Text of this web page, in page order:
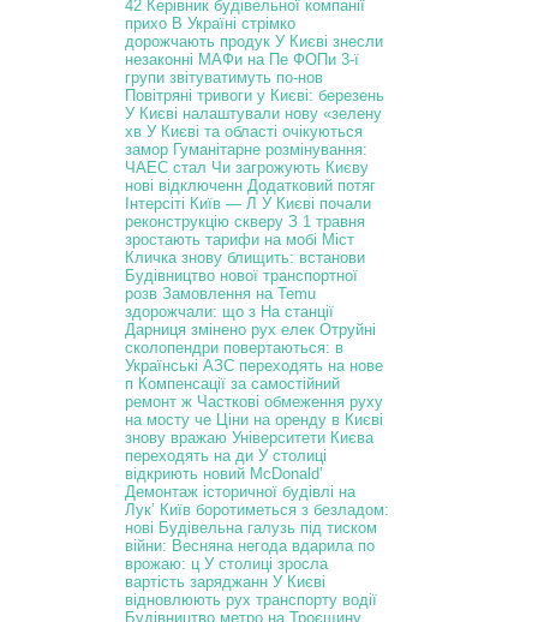
42 Керівник будівельної компанії
прихо В Україні стрімко
дорожчають продук У Києві знесли
незаконні МАФи на Пе ФОПи 3-ї
групи звітуватимуть по-нов
Повітряні тривоги у Києві: березень
У Києві налаштували нову «зелену
хв У Києві та області очікуються
замор Гуманітарне розмінування:
ЧАЕС стал Чи загрожують Києву
нові відключенн Додатковий потяг
Інтерсіті Київ — Л У Києві почали
реконструкцію скверу З 1 травня
зростають тарифи на мобі Міст
Кличка знову блищить: встанови
Будівництво нової транспортної
розв Замовлення на Temu
здорожчали: що з На станції
Дарниця змінено рух елек Отруйні
сколопендри повертаються: в
Українські АЗС переходять на нове
п Компенсації за самостійний
ремонт ж Часткові обмеження руху
на мосту че Ціни на оренду в Києві
знову вражаю Університети Києва
переходять на ди У столиці
відкриють новий McDonald’
Демонтаж історичної будівлі на
Лук’ Київ боротиметься з безладом:
нові Будівельна галузь під тиском
війни: Весняна негода вдарила по
врожаю: ц У столиці зросла
вартість заряджанн У Києві
відновлюють рух транспорту водії
Будівництво метро на Троєщину